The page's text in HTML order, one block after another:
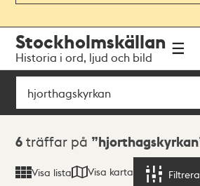
navigationen
huvudinnehållet
Stockholmskällan
Historia i ord, ljud och bild
Sök
Sökresultat
6 träffar på hjorthagskyrkan
Visa lista Visa karta Filtrera